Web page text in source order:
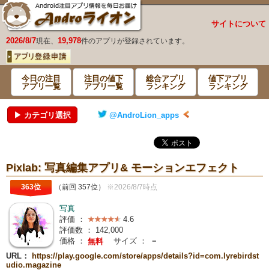
サイトについて
2026/8/7現在、 19,978件のアプリが登録されています。
今日の注目
アプリ一覧
注目の値下
アプリ一覧
総合アプリ
ランキング
値下アプリ
ランキング
▶ カテゴリ選択 @AndroLion_apps
Pixlab: 写真編集アプリ& モーションエフェクト
363位 （前回 357位） ※2026/8/7時点
写真
評価 ：
4.6
評価数 ： 142,000
価格 ： 無料 サイズ ：
－
URL：
https://play.google.com/store/apps/details?id=com.lyrebirdst
udio.magazine